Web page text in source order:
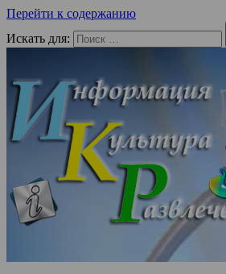
Перейти к содержанию
Искать для: